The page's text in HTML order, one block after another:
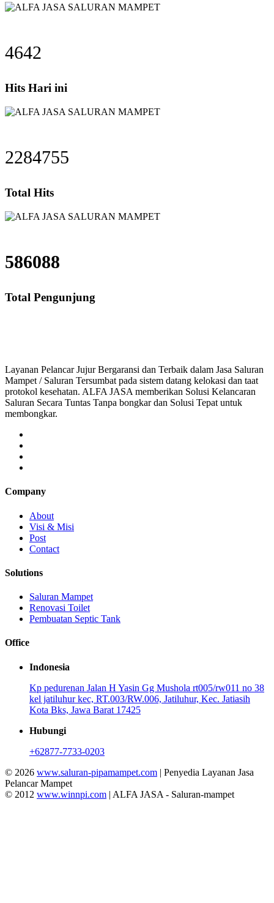
4642
Hits Hari ini
2284755
Total Hits
586088
Total Pengunjung
Layanan Pelancar Jujur Bergaransi dan Terbaik dalam Jasa Saluran
Mampet / Saluran Tersumbat pada sistem datang kelokasi dan taat
protokol kesehatan. ALFA JASA memberikan Solusi Kelancaran
Saluran Secara Tuntas Tanpa bongkar dan Solusi Tepat untuk
membongkar.
Company
About
Visi & Misi
Post
Contact
Solutions
Saluran Mampet
Renovasi Toilet
Pembuatan Septic Tank
Office
Indonesia
Kp pedurenan Jalan H Yasin Gg Mushola rt005/rw011 no 38
kel jatiluhur kec, RT.003/RW.006, Jatiluhur, Kec. Jatiasih
Kota Bks, Jawa Barat 17425
Hubungi
+62877-7733-0203
© 2026 www.saluran-pipamampet.com | Penyedia Layanan Jasa
Pelancar Mampet
© 2012 www.winnpi.com | ALFA JASA - Saluran-mampet